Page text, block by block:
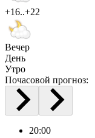
+16..+22
Вечер
День
Утро
Почасовой прогноз:
20:00